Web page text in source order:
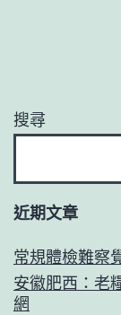
搜尋
近期文章
常規體檢難察
安徽肥西：老
網